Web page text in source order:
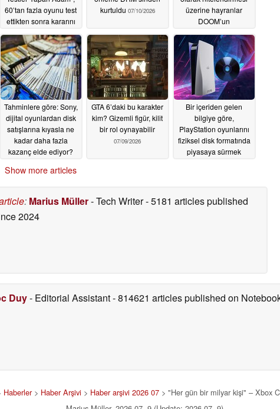
60’tan fazla oyunu test
ettikten sonra kararını
07/10/2026
kurtuldu 07/10/2026
üzerine hayranlar
DOOM’un
duyuyor07/10/2026
Tahminlere göre: Sony,
dijital oyunlardan disk
satışlarına kıyasla ne
kadar daha fazla
kazanç elde ediyor?
GTA 6’daki bu karakter
kim? Gizemli figür, kilit
bir rol oynayabilir
07/09/2026
Bir içeriden gelen
bilgiye göre,
PlayStation oyunlarını
fiziksel disk formatında
piyasaya sürmek
07/09/2026
Show more articles
: Marius Müller- Tech Writer- 5181 articles published
2024
Duy- Editorial Assistant- 814621 articles published on
Haberler> Haber Arşivi > Haber arşivi 2026 07> "Her gün bir milyar kişi" – Xbox